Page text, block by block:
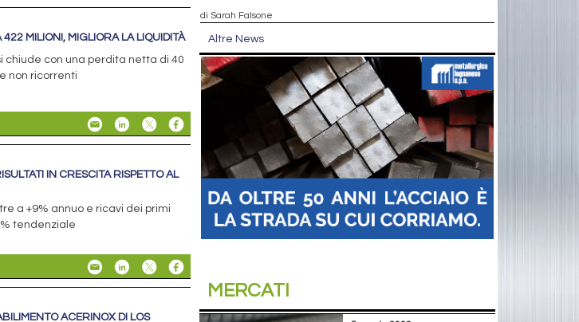
MILIONI, MIGLIORA LA LIQUIDITÀ
chiude con una perdita netta di 40
non ricorrenti
IN CRESCITA RISPETTO AL
a +9% annuo e ricavi dei primi
tendenziale
ACERINOX DI LOS
di Sarah Falsone
Altre News
MERCATI